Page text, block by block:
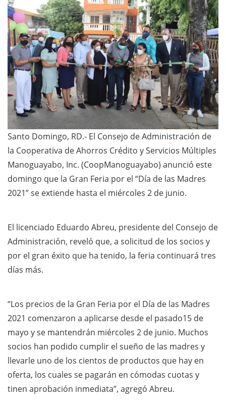
Santo Domingo, RD.- El Consejo de Administración de
la Cooperativa de Ahorros Crédito y Servicios Múltiples
Manoguayabo, Inc. (CoopManoguayabo) anunció este
domingo que la Gran Feria por el “Día de las Madres
2021” se extiende hasta el miércoles 2 de junio.
El licenciado Eduardo Abreu, presidente del Consejo de
Administración, reveló que, a solicitud de los socios y
por el gran éxito que ha tenido, la feria continuará tres
días más.
“Los precios de la Gran Feria por el Día de las Madres
2021 comenzaron a aplicarse desde el pasado15 de
mayo y se mantendrán miércoles 2 de junio. Muchos
socios han podido cumplir el sueño de las madres y
llevarle uno de los cientos de productos que hay en
oferta, los cuales se pagarán en cómodas cuotas y
tinen aprobación inmediata”, agregó Abreu.